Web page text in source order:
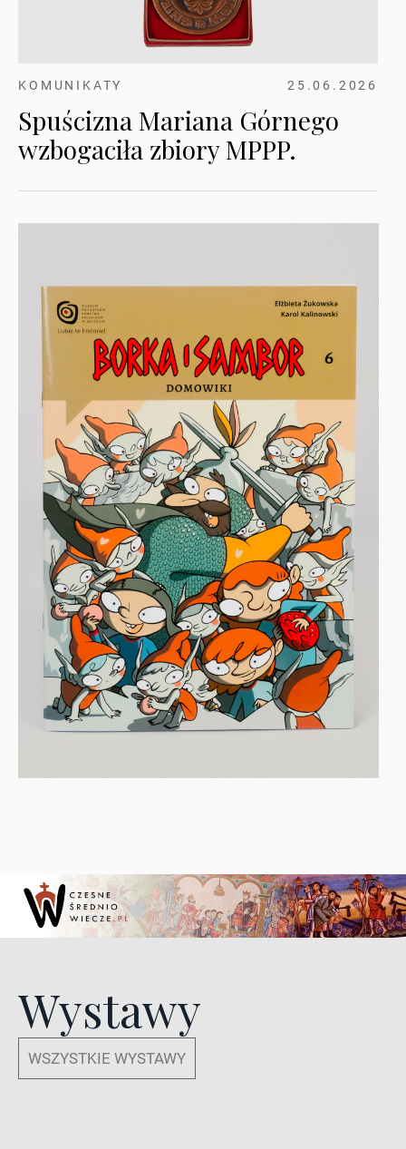
KOMUNIKATY 25.06.2026
Spuścizna Mariana Górnego
wzbogaciła zbiory MPPP.
Wystawy
WSZYSTKIE WYSTAWY